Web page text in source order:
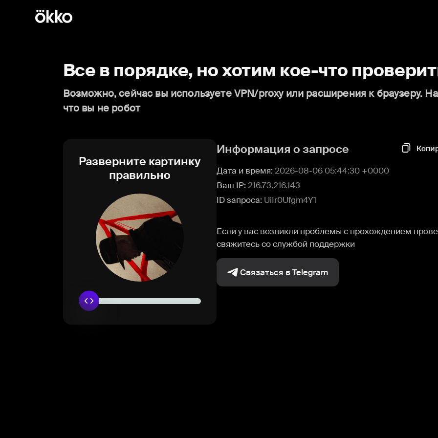
Все в порядке, но хотим кое-что
Возможно, сейчас вы используете VPN/proxy или расширения к браузеру.
что вы не робот
Разверните картинку
правильно
Информация о запросе
Дата и время: 2026-08-06 05:44:30 +0000
Ваш IP: 216.73.216.143
ID запроса: UiIr0Ufgm4Y1
Если у вас возникли проблемы с прохождением
свяжитесь со службой поддержки
Связаться в Telegram